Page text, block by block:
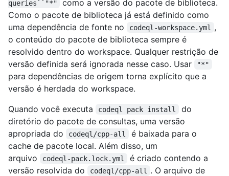
queries``"*"
como a versão do pacote de biblioteca.
Como o pacote de biblioteca já está definido como
uma dependência de fonte no
codeql-workspace.yml
,
o conteúdo do pacote de biblioteca sempre é
resolvido dentro do workspace. Qualquer restrição de
versão definida será ignorada nesse caso. Usar
"*"
para dependências de origem torna explícito que a
versão é herdada do workspace.
Quando você executa
codeql pack install
do
diretório do pacote de consultas, uma versão
apropriada do
codeql/cpp-all
é baixada para o
cache de pacote local. Além disso, um
arquivo
codeql-pack.lock.yml
é criado contendo a
versão resolvida do
codeql/cpp-all
. O arquivo de